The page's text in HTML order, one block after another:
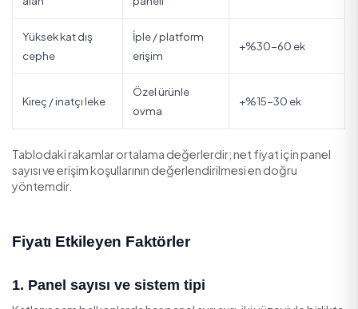
(TL)
Standart balkon
silme
800 - 2.000
Katlanır cam
detaylı
Panel + ray +
conta
Sundurme / geniş
cephe
erişim